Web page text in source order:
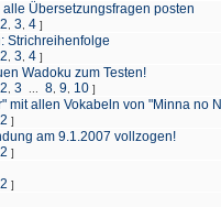
alle Übersetzungsfragen posten
2 3 4 ]
Strichreihenfolge
2 3 4 ]
Wadoku zum Testen!
2 3 8 9 10 ]
mit allen Vokabeln von "Minna no
2 ]
am 9.1.2007 vollzogen!
2 ]
2 ]